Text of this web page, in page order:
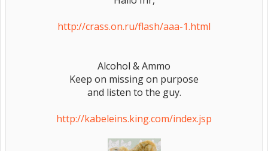
http://crass.on.ru/flash/aaa-1.html
Alcohol & Ammo
Keep on missing on purpose
and listen to the guy.
http://kabeleins.king.com/index.jsp